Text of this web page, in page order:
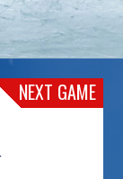
NEXT GAME